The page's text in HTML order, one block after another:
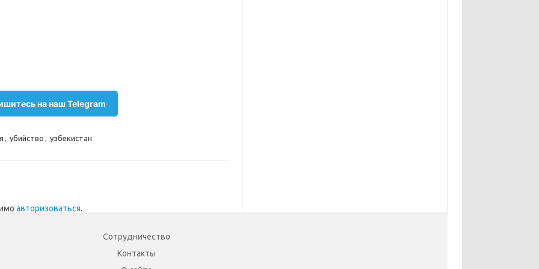
на наш Telegram
, убийство , узбекистан
авторизоваться.
Сотрудничество
Контакты